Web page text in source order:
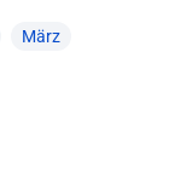
März